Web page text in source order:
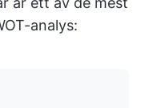
analys: